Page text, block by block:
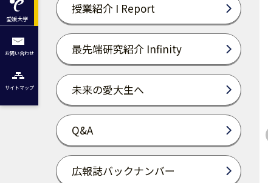
愛媛大学
お問い合わせ
サイトマップ
授業紹介 I Report
最先端研究紹介 Infinity
未来の愛大生へ
Q&A
広報誌バックナンバー